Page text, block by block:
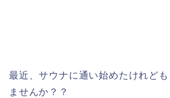
最近、サウナに通い始めたけれど
ませんか？？